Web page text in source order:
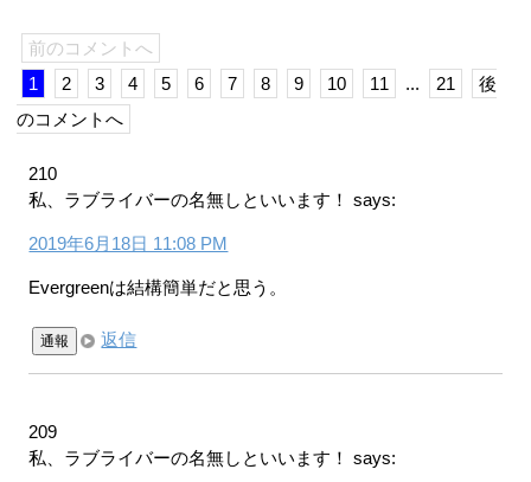
前のコメントへ
1
2 3 4 5 6 7 8 9 10 11 ... 21
後
のコメントへ
210
私、ラブライバーの名無しといいます！
says:
2019年6月18日 11:08 PM
Evergreenは結構簡単だと思う。
通報 返信
209
私、ラブライバーの名無しといいます！
says: